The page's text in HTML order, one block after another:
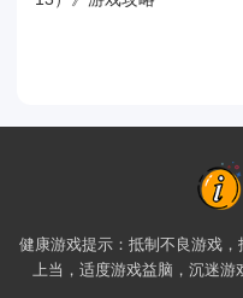
健康游戏提示：抵制不良游戏
上当，适度游戏益脑，沉迷